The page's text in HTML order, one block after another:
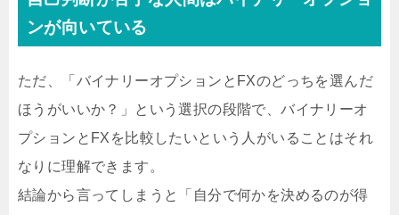
ンが向いている
ただ、「バイナリーオプションとFXのどっちを選んだ
ほうがいいか？」という選択の段階で、バイナリーオ
プションとFXを比較したいという人がいることはそれ
なりに理解できます。
結論から言ってしまうと「自分で何かを決めるのが得